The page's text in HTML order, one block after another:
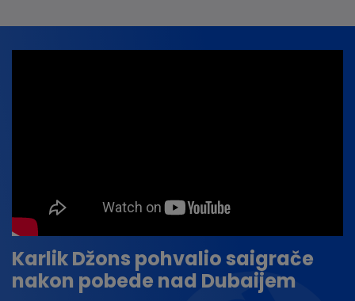
Karlik Džons pohvalio saigrače
nakon pobede nad Dubaijem